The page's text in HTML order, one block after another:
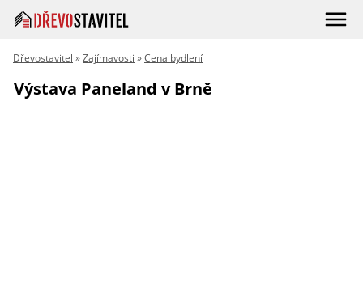
Dřevostavitel »Zajímavosti »Cena bydlení
Výstava Paneland v Brně